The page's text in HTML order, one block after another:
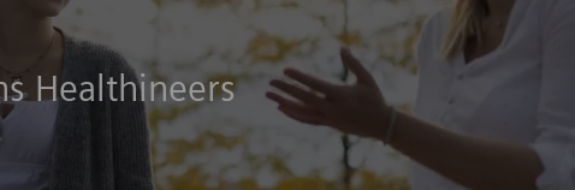
Healthineers